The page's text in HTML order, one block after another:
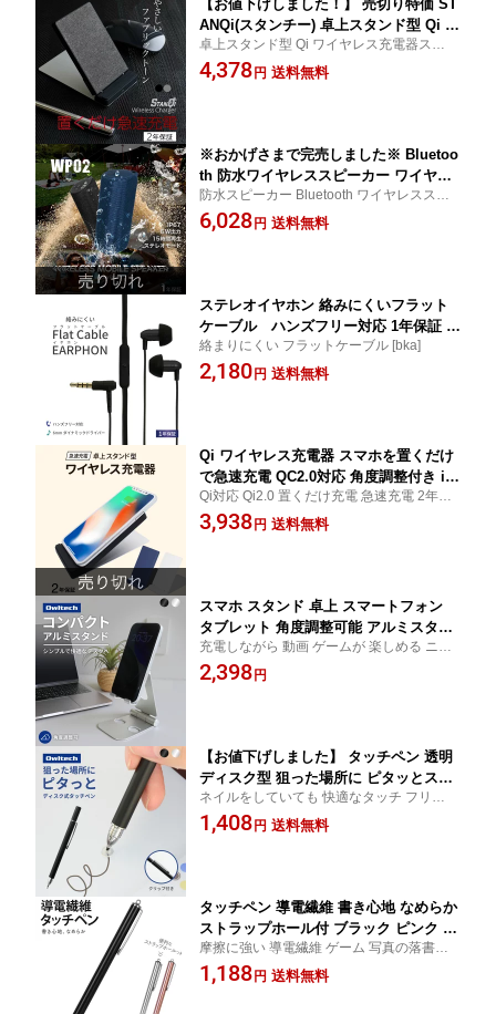
【お値下げしました！】 売切り特価 ST
ANQi(スタンチー) 卓上スタンド型 Qi ワ
イヤレス充電器スタンド 急速充電対応
ファブリック調デザイン ブラック グレ
卓上スタンド型 Qi ワイヤレス充電器スタン
ド
4,378円 送料無料
※おかげさまで完売しました※ Bluetoo
th 防水ワイヤレススピーカー ワイヤレ
スステレオモード対応 1年保証 送料無料
防水スピーカー Bluetooth ワイヤレススピ
ーカー ブルートゥース おしゃれ お風呂
6,028円 送料無料
ステレオイヤホン 絡みにくいフラット
ケーブル ハンズフリー対応 1年保証 メ
ール便送料無料
絡まりにくい フラットケーブル [bka]
2,180円 送料無料
Qi ワイヤレス充電器 スマホを置くだけ
で急速充電 QC2.0対応 角度調整付き iP
hone8 iPhoneX iPHoneXS iPhoneXS
Max iPhoneXR Qi対応スマートフォン
Qi対応 Qi2.0 置くだけ充電 急速充電 2年保
証 iPhone8 Pluse クイックチャージ2.0
3,938円 送料無料
スマホ スタンド 卓上 スマートフォン
タブレット 角度調整可能 アルミスタン
ド 折り畳み コンパクト ニンテンドース
イッチ Nintendo Switch iphone ipad
充電しながら 動画 ゲームが 楽しめる ニン
テンドースイッチ スマホスタンド 壁掛け
タブレット アームXperia Nintendo Switch
2,398円
【お値下げしました】 タッチペン 透明
ディスク型 狙った場所に ピタッとスラ
スラ書ける ブラック シルバー 充電不要
メール便送料無料
ネイルをしていても 快適なタッチ フリック
動作 スマートフォン タブレット iPhone ス
マホ iPad スタイラス 画面操作 キャップ 電
1,408円 送料無料
タッチペン 導電繊維 書き心地 なめらか
ストラップホール付 ブラック ピンク シ
ルバー 充電不要 メール便送料無料
摩擦に強い 導電繊維 ゲーム 写真の落書き
スマホ タブレット iPhone iPad
1,188円 送料無料